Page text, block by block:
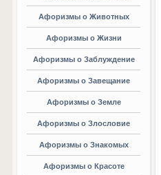
Афоризмы о Животных
Афоризмы о Жизни
Афоризмы о Заблуждение
Афоризмы о Завещание
Афоризмы о Земле
Афоризмы о Злословие
Афоризмы о Знакомых
Афоризмы о Красоте